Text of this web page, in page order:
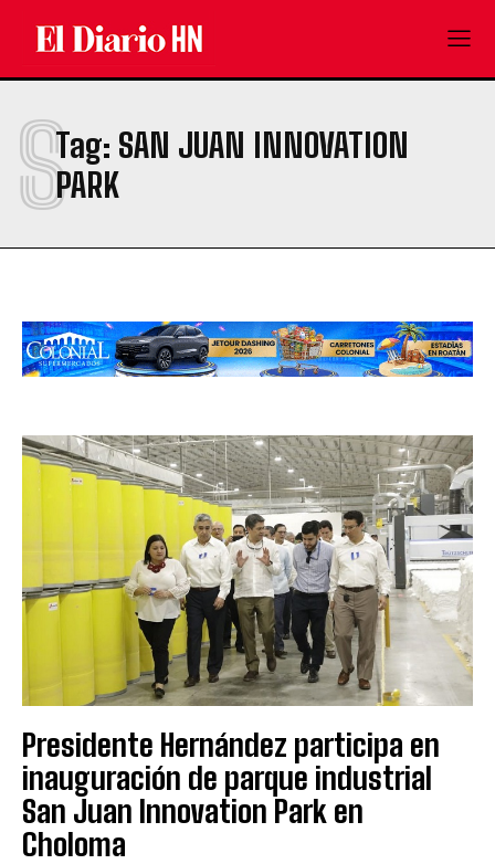
Tag: SAN JUAN INNOVATION
PARK
S
Presidente Hernández participa en
inauguración de parque industrial
San Juan Innovation Park en
Choloma